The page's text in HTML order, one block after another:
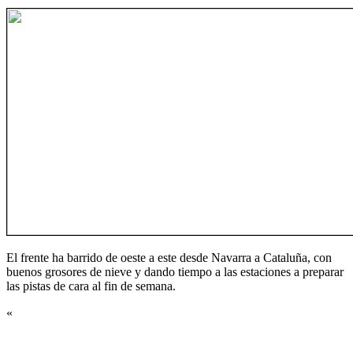
El frente ha barrido de oeste a este desde Navarra a Cataluña, con
buenos grosores de nieve y dando tiempo a las estaciones a preparar
las pistas de cara al fin de semana.
«